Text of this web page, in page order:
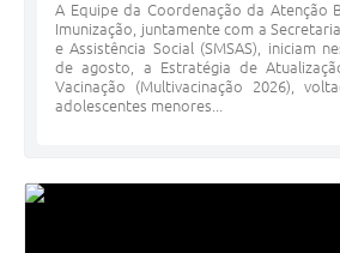
A Equipe da Coordenação da Atenção
Imunização, juntamente com a
e Assistência Social (SMSAS), iniciam
de agosto, a Estratégia de
Vacinação (Multivacinação 2026),
adolescentes menores...